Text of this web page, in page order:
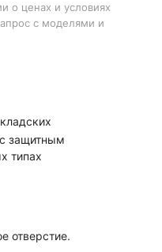
о ценах и условиях
с моделями и
с защитным
типах
отверстие.